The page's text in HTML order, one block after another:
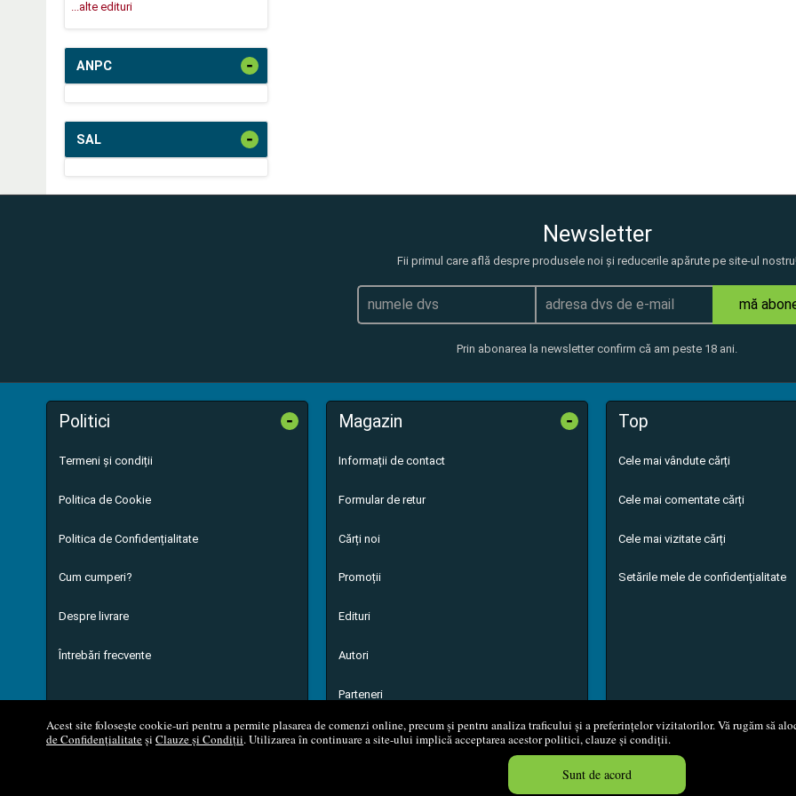
Acest site folosește cookie-uri pentru a permite plasarea de comenzi online, precum și pentru analiza traficului și a preferințelor vizitatorilor. Vă rugăm să
de Confidențialitateși Clauze și Condiții. Utilizarea în continuare a site-ului implică acceptarea acestor politici, clauze și condiții.
Sunt de acord
...alte edituri
ANPC -
SAL -
Newsletter
Fii primul care află despre produsele noi și reducerile apărute pe site-ul nostru!
mă
Prin abonarea la newsletter confirm că am peste 18 ani.
Politici -
Termeni și condiții
Politica de Cookie
Politica de Confidențialitate
Cum cumperi?
Despre livrare
Întrebări frecvente
Magazin -
Informații de contact
Formular de retur
Cărți noi
Promoții
Edituri
Autori
Parteneri
Top
Cele mai vândute cărți
Cele mai comentate cărți
Cele mai vizitate cărți
Setările mele de confidențialitate
© 2008 - 2026 S.C. M.G. Net Distribution S.R.L. Magazin online
Created in 0.0498 sec